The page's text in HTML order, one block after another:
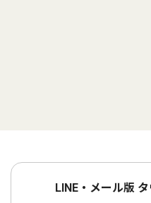
LINE・メール版